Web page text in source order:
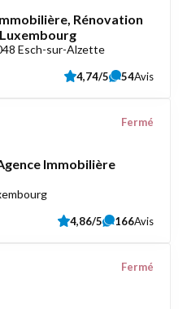
Rénovation
Esch-sur-Alzette
4,74/5 54Avis
Immobilière
Fermé
4,86/5 166Avis
Fermé